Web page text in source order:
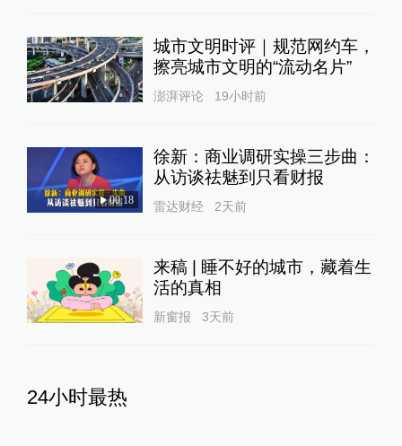
城市文明时评｜规范网约车，
擦亮城市文明的“流动名片”
澎湃评论 19小时前
00:18
徐新：商业调研实操三步曲：
从访谈祛魅到只看财报
雷达财经 2天前
来稿 | 睡不好的城市，藏着生
活的真相
新窗报 3天前
24小时最热